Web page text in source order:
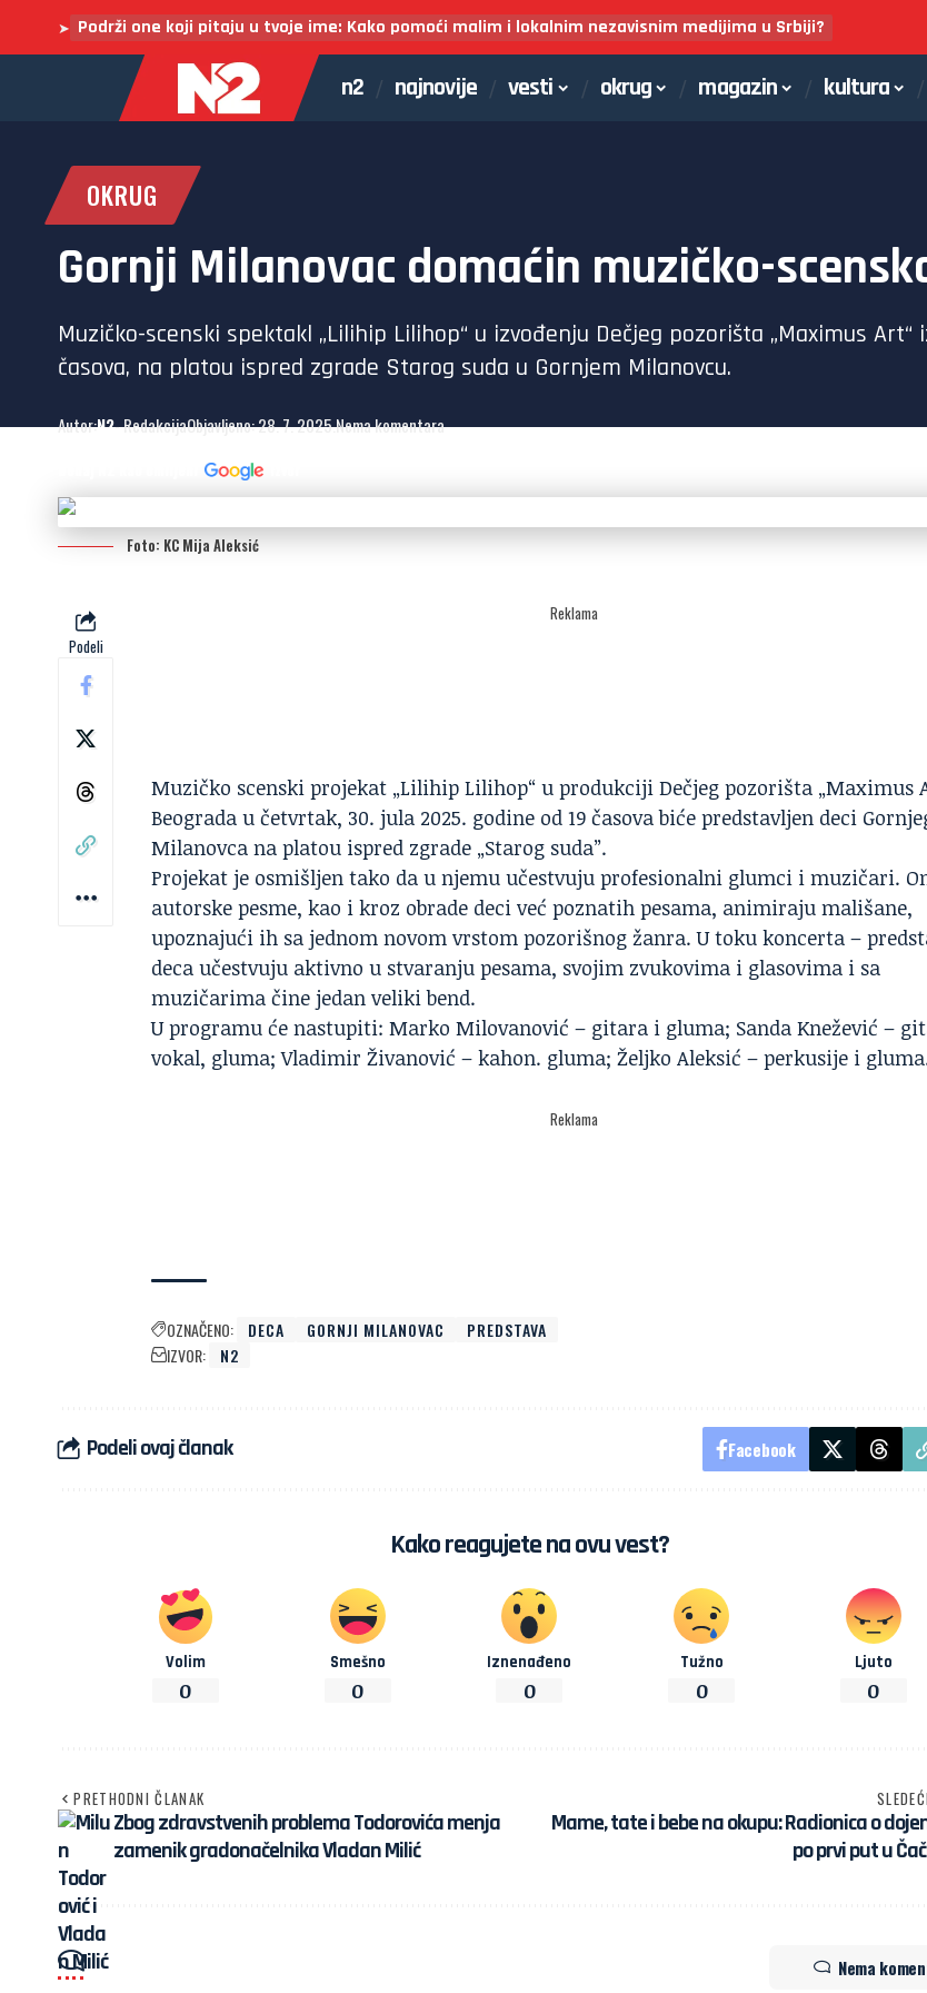
➤ Podrži one koji pitaju u tvoje ime: Kako pomoći malim i lokalnim nezavisnim medijima u Srbiji?
n2 najnovije vesti okrug magazin kultura
OKRUG
Gornji Milanovac domaćin muzičko-
Muzičko-scenski spektakl „Lilihip Lilihop“ u izvođenju Dečjeg pozorišta „Maximus
časova, na platou ispred zgrade Starog suda u Gornjem Milanovcu.
Autor:N2- RedakcijaObjavljeno: 28. 7. 2025.Nema komentara
Foto: KC Mija Aleksić
Podeli
Reklama
Muzičko scenski projekat „Lilihip Lilihop“ u produkciji Dečjeg pozorišta „Maximus
Beograda u četvrtak, 30. jula 2025. godine od 19 časova biće predstavljen deci
Milanovca na platou ispred zgrade „Starog suda”.
Projekat je osmišljen tako da u njemu učestvuju profesionalni glumci i muzičari.
autorske pesme, kao i kroz obrade deci već poznatih pesama, animiraju mališane,
upoznajući ih sa jednom novom vrstom pozorišnog žanra. U toku koncerta –
deca učestvuju aktivno u stvaranju pesama, svojim zvukovima i glasovima i sa
muzičarima čine jedan veliki bend.
U programu će nastupiti: Marko Milovanović – gitara i gluma; Sanda Knežević –
vokal, gluma; Vladimir Živanović – kahon. gluma; Željko Aleksić – perkusije i
Reklama
OZNAČENO: DECA GORNJI MILANOVAC
PREDSTAVA
IZVOR:
N2
Podeli ovaj članak Facebook
Kako reagujete na ovu vest?
Volim
0
Smešno
0
Iznenađeno
0
Tužno
0
Ljuto
0
PRETHODNI ČLANAK
Zbog zdravstvenih problema Todorovića menja
zamenik gradonačelnika Vladan Milić
Mame, tate i bebe na okupu: Radionica o
po prvi put u
Nema